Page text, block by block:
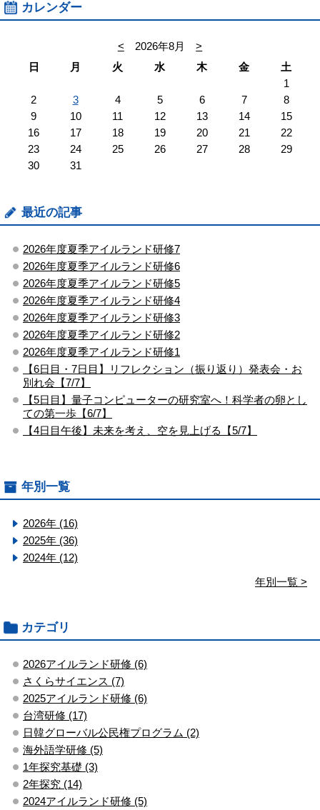
カレンダー
< 2026年8月
>
日
月 火 水 木 金
土
1
2
3 4 5 6 7
8
9
10 11 12 13 14
15
16
17 18 19 20 21
22
23
24 25 26 27 28
29
30
31
最近の記事
2026年度夏季アイルランド研修7
2026年度夏季アイルランド研修6
2026年度夏季アイルランド研修5
2026年度夏季アイルランド研修4
2026年度夏季アイルランド研修3
2026年度夏季アイルランド研修2
2026年度夏季アイルランド研修1
【6日目・7日目】リフレクション（振り返り）発表会・お
別れ会【7/7】
【5日目】量子コンピューターの研究室へ！科学者の卵とし
ての第一歩【6/7】
【4日目午後】未来を考え、空を見上げる【5/7】
年別一覧
2026年 (16)
2025年 (36)
2024年 (12)
年別一覧 >
カテゴリ
2026アイルランド研修 (6)
さくらサイエンス (7)
2025アイルランド研修 (6)
台湾研修 (17)
日韓グローバル公民権プログラム (2)
海外語学研修 (5)
1年探究基礎 (3)
2年探究 (14)
2024アイルランド研修 (5)